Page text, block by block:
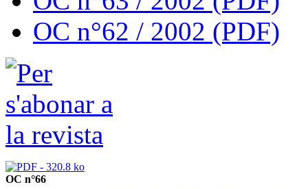
OC n°62 / 2002 (PDF)
OC n°66